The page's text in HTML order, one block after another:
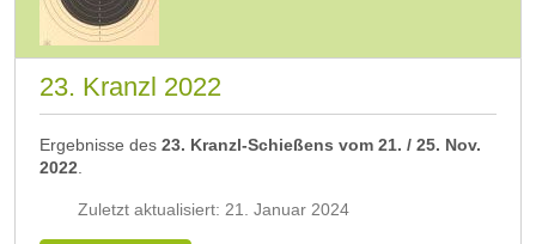
23. Kranzl 2022
Ergebnisse des 23. Kranzl-Schießens vom 21. / 25. Nov.
2022
Zuletzt aktualisiert: 21. Januar 2024